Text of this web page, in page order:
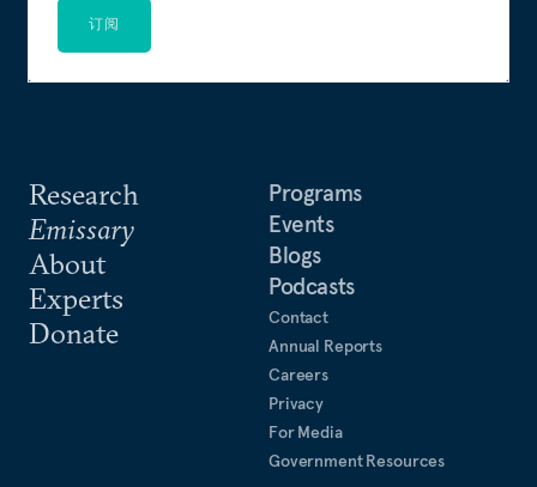
Research
Emissary
About
Experts
Donate
Programs
Events
Blogs
Podcasts
Contact
Annual Reports
Careers
Privacy
For Media
Government Resources
订阅